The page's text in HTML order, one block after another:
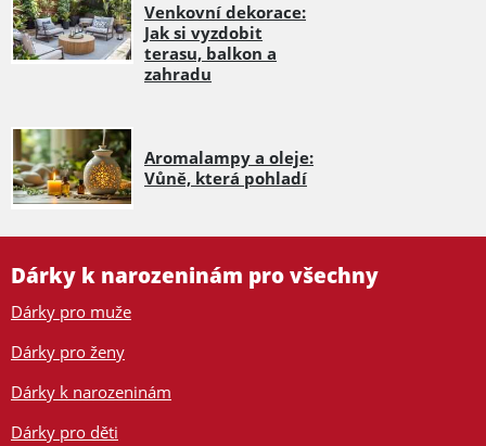
Venkovní dekorace:
Jak si vyzdobit
terasu, balkon a
zahradu
Aromalampy a oleje:
Vůně, která pohladí
Dárky k narozeninám pro všechny
Dárky pro muže
Dárky pro ženy
Dárky k narozeninám
Dárky pro děti